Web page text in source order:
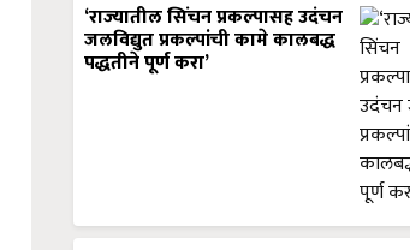
‘राज्यातील सिंचन प्रकल्पासह उदंचन
जलविद्युत प्रकल्पांची कामे कालबद्ध
पद्धतीने पूर्ण करा’